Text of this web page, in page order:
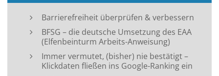
Barrierefreiheit überprüfen & verbessern
BFSG – die deutsche Umsetzung des EAA
(Elfenbeinturm Arbeits-Anweisung)
Immer vermutet, (bisher) nie bestätigt –
Klickdaten fließen ins Google-Ranking ein